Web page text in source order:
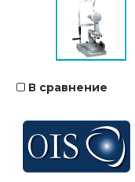
В сравнение